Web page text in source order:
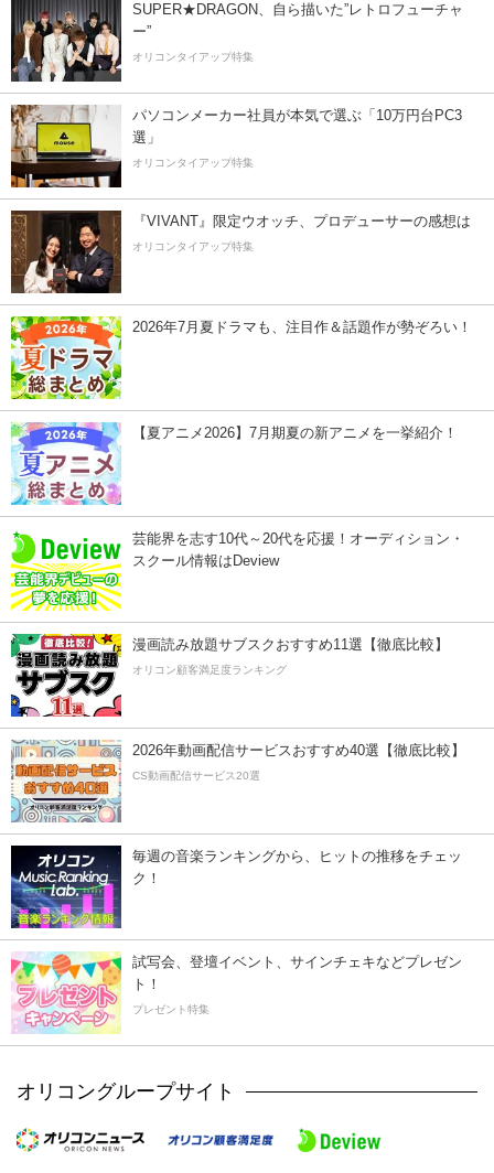
SUPER★DRAGON、自ら描いた”レトロフューチャ
ー”
オリコンタイアップ特集
パソコンメーカー社員が本気で選ぶ「10万円台PC3
選」
オリコンタイアップ特集
『VIVANT』限定ウオッチ、プロデューサーの感想は
オリコンタイアップ特集
2026年7月夏ドラマも、注目作＆話題作が勢ぞろい！
【夏アニメ2026】7月期夏の新アニメを一挙紹介！
芸能界を志す10代～20代を応援！オーディション・
スクール情報はDeview
漫画読み放題サブスクおすすめ11選【徹底比較】
オリコン顧客満足度ランキング
2026年動画配信サービスおすすめ40選【徹底比較】
CS動画配信サービス20選
毎週の音楽ランキングから、ヒットの推移をチェッ
ク！
試写会、登壇イベント、サインチェキなどプレゼン
ト！
プレゼント特集
オリコングループサイト